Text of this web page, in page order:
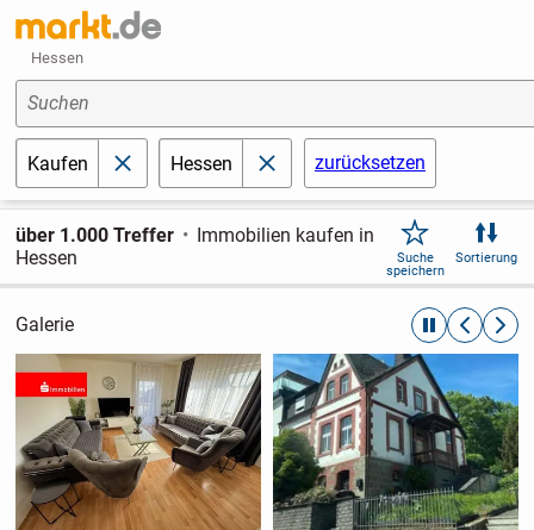
Hessen
Suchen
Kaufen schließenHessen schließenzurücksetzen
über 1.000 Treffer
Immobilien kaufen in
Hessen
Suche
speichern
Sortierung
Galerie automatische